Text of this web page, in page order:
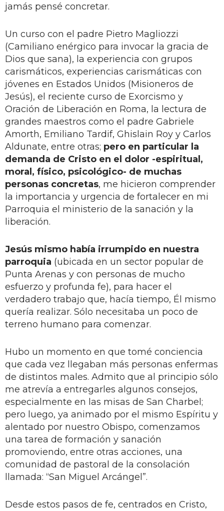
jamás pensé concretar.
Un curso con el padre Pietro Magliozzi
(Camiliano enérgico para invocar la gracia de
Dios que sana), la experiencia con grupos
carismáticos, experiencias carismáticas con
jóvenes en Estados Unidos (Misioneros de
Jesús), el reciente curso de Exorcismo y
Oración de Liberación en Roma, la lectura de
grandes maestros como el padre Gabriele
Amorth, Emiliano Tardif, Ghislain Roy y Carlos
Aldunate, entre otras; pero en particular la
demanda de Cristo en el dolor -espiritual,
moral, físico, psicológico- de muchas
personas concretas, me hicieron comprender
la importancia y urgencia de fortalecer en mi
Parroquia el ministerio de la sanación y la
liberación.
Jesús mismo había irrumpido en nuestra
parroquia (ubicada en un sector popular de
Punta Arenas y con personas de mucho
esfuerzo y profunda fe), para hacer el
verdadero trabajo que, hacía tiempo, Él mismo
quería realizar. Sólo necesitaba un poco de
terreno humano para comenzar.
Hubo un momento en que tomé conciencia
que cada vez llegaban más personas enfermas
de distintos males. Admito que al principio sólo
me atrevía a entregarles algunos consejos,
especialmente en las misas de San Charbel;
pero luego, ya animado por el mismo Espíritu y
alentado por nuestro Obispo, comenzamos
una tarea de formación y sanación
promoviendo, entre otras acciones, una
comunidad de pastoral de la consolación
llamada: “San Miguel Arcángel”.
Desde estos pasos de fe, centrados en Cristo,